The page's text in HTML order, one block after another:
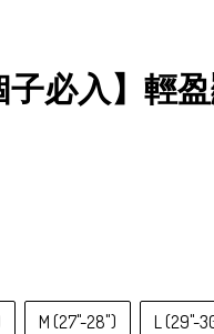
子必入】輕
M (27"-28") L (29"-